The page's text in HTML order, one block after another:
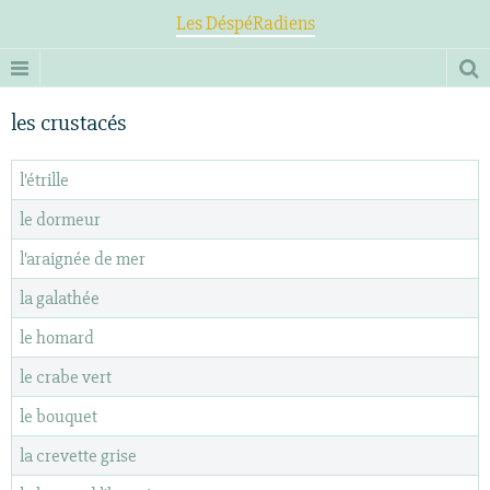
Les DéspéRadiens
les crustacés
l'étrille
le dormeur
l'araignée de mer
la galathée
le homard
le crabe vert
le bouquet
la crevette grise